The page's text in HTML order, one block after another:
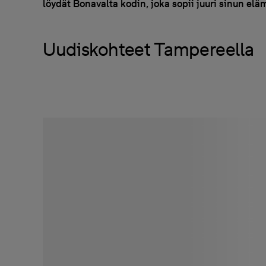
löydät Bonavalta kodin, joka sopii juuri sinun
Uudiskohteet Tampereella